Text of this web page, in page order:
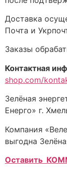
Доставка
Почта и
Заказы
Контактная
shop.com/
Зелёная
Енерго» г.
Компания
выгодна
Оставить